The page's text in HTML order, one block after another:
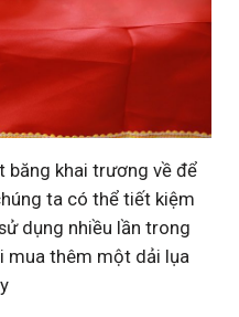
băng khai trương về để
ta có thể tiết kiệm
dụng nhiều lần trong
mua thêm một dải lụa